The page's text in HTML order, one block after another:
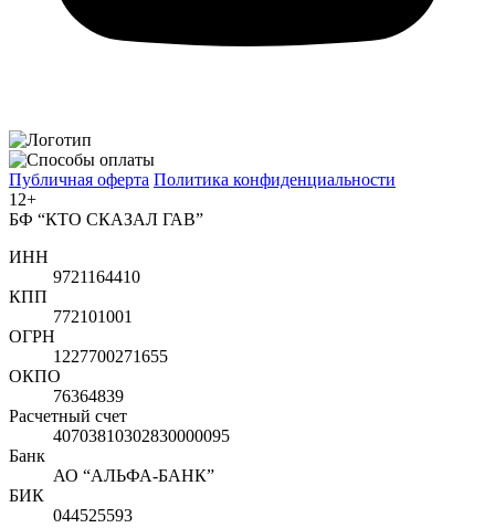
Публичная оферта Политика конфиденциальности
12+
БФ “КТО СКАЗАЛ ГАВ”
ИНН
9721164410
КПП
772101001
ОГРН
1227700271655
ОКПО
76364839
Расчетный счет
40703810302830000095
Банк
АО “АЛЬФА-БАНК”
БИК
044525593